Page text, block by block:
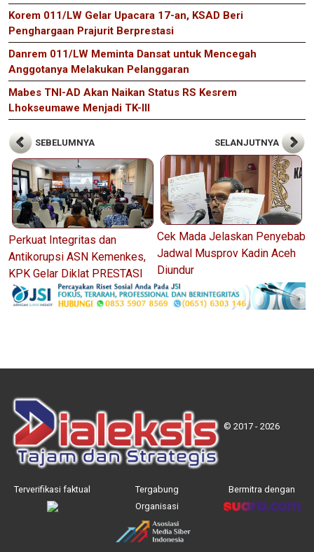
Korem 011/LW Gelar Upacara 17-an, KSAD Beri
Penghargaan Prajurit Berprestasi
Danrem 011/LW Meminta Dansat untuk Mencegah
Anggotanya Melakukan Pelanggaran
Mabes TNI-AD Akan Naikan Status RS Kesrem
Lhokseumawe Menjadi TK-III
SEBELUMNYA
Perkuat Integritas dan
Antikorupsi ASN Kemenkes,
KPK Gelar Diklat PRESTASI
SELANJUTNYA
Cek Mada Jelaskan Penyebab
Jadwal Musprov Kadin Aceh
Diundur
© 2017 - 2026
Terverifikasi faktual
Tergabung
Organisasi
Bermitra dengan